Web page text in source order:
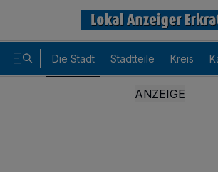
Die Stadt Stadtteile Kreis